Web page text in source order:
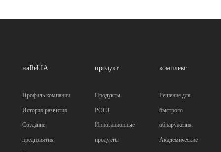
наReLIA
Профиль компании
История развития
Создание
предприятия
продукт
Продукты
POCT
Инновационные
продукты
комплекс
Решение для
быстрого
обнаружения
Академические